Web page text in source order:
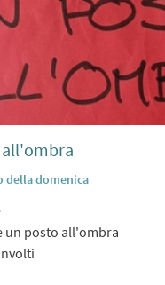
della domenica
un posto all'ombra